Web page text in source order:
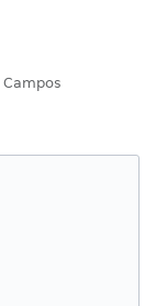
Campos